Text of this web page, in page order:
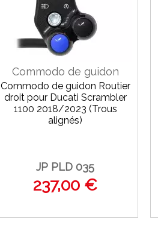
Commodo de guidon
Commodo de guidon Routier
droit pour Ducati Scrambler
1100 2018/2023 (Trous
alignés)
JP PLD 035
237,00 €